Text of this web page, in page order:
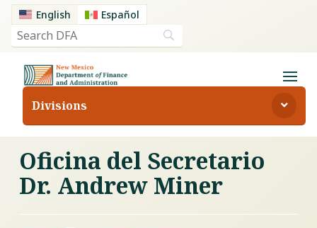
English Español
Divisions
Oficina del Secretario
Dr. Andrew Miner